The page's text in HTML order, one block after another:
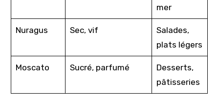
mer
Nuragus Sec, vif
Salades,
plats légers
Moscato Sucré, parfumé
Desserts,
pâtisseries